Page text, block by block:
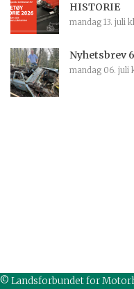
HISTORIE
mandag 13. juli
Nyhetsbrev
mandag 06. juli
© Landsforbundet for